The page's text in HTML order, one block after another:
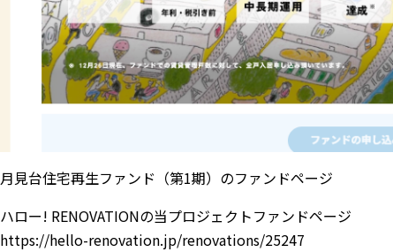
月見台住宅再生ファンド（第1期）のファンドページ
ハロー! RENOVATIONの当プロジェクトファンドページ
https://hello-renovation.jp/renovations/25247